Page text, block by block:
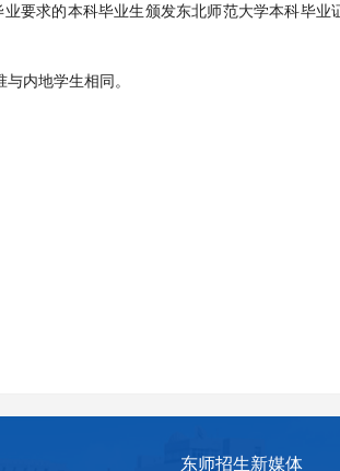
要求的本科毕业生颁发东北师范大学本科毕业
内地学生相同。
东师招生新媒体